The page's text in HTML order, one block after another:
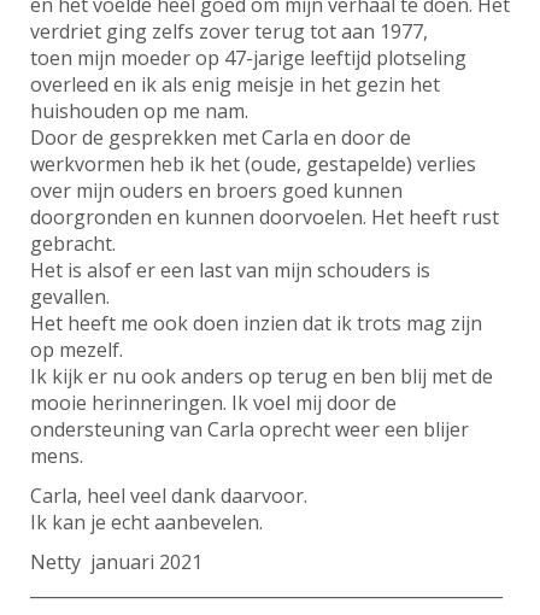
en het voelde heel goed om mijn verhaal te doen. Het
verdriet ging zelfs zover terug tot aan 1977,
toen mijn moeder op 47-jarige leeftijd plotseling
overleed en ik als enig meisje in het gezin het
huishouden op me nam.
Door de gesprekken met Carla en door de
werkvormen heb ik het (oude, gestapelde) verlies
over mijn ouders en broers goed kunnen
doorgronden en kunnen doorvoelen. Het heeft rust
gebracht.
Het is alsof er een last van mijn schouders is
gevallen.
Het heeft me ook doen inzien dat ik trots mag zijn
op mezelf.
Ik kijk er nu ook anders op terug en ben blij met de
mooie herinneringen. Ik voel mij door de
ondersteuning van Carla oprecht weer een blijer
mens.
Carla, heel veel dank daarvoor.
Ik kan je echt aanbevelen.
Netty januari 2021